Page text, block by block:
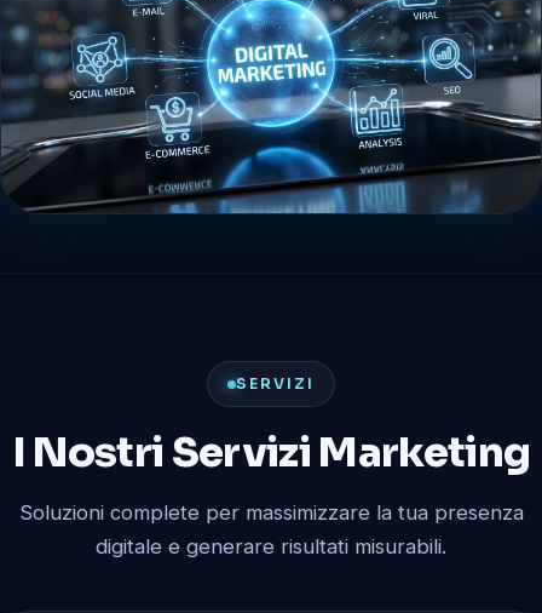
SERVIZI
I Nostri Servizi Marketing
Soluzioni complete per massimizzare la tua presenza
digitale e generare risultati misurabili.